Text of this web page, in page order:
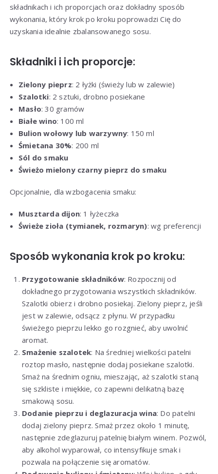
składnikach i ich proporcjach oraz dokładny sposób
wykonania, który krok po kroku poprowadzi Cię do
uzyskania idealnie zbalansowanego sosu.
Składniki i ich proporcje:
Zielony pieprz: 2 łyżki (świeży lub w zalewie)
Szalotki: 2 sztuki, drobno posiekane
Masło: 30 gramów
Białe wino: 100 ml
Bulion wołowy lub warzywny: 150 ml
Śmietana 30%: 200 ml
Sól do smaku
Świeżo mielony czarny pieprz do smaku
Opcjonalnie, dla wzbogacenia smaku:
Musztarda dijon: 1 łyżeczka
Świeże zioła (tymianek, rozmaryn): wg preferencji
Sposób wykonania krok po kroku:
Przygotowanie składników: Rozpocznij od
dokładnego przygotowania wszystkich składników.
Szalotki obierz i drobno posiekaj. Zielony pieprz, jeśli
jest w zalewie, odsącz z płynu. W przypadku
świeżego pieprzu lekko go rozgnieć, aby uwolnić
aromat.
Smażenie szalotek: Na średniej wielkości patelni
roztop masło, następnie dodaj posiekane szalotki.
Smaż na średnim ogniu, mieszając, aż szalotki staną
się szkliste i miękkie, co zapewni delikatną bazę
smakową sosu.
Dodanie pieprzu i deglazuracja wina: Do patelni
dodaj zielony pieprz. Smaż przez około 1 minutę,
następnie zdeglazuruj patelnię białym winem. Pozwól,
aby alkohol wyparował, co intensyfikuje smak i
pozwala na połączenie się aromatów.